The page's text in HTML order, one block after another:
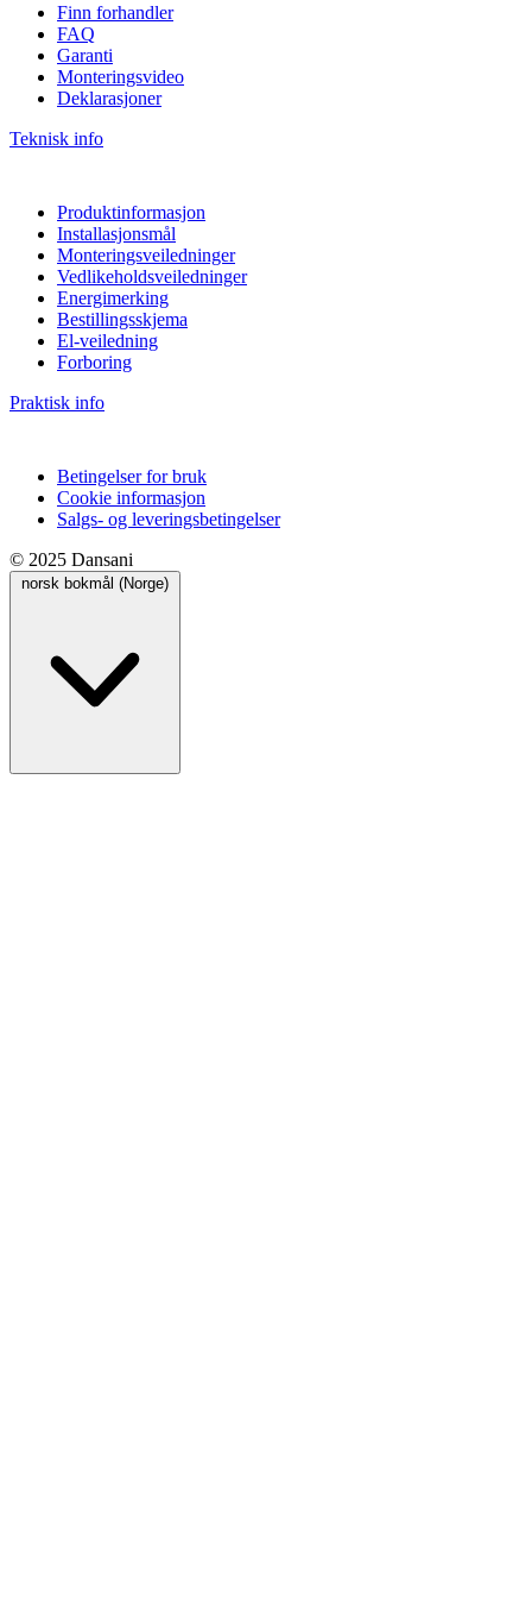
Finn forhandler
FAQ
Garanti
Monteringsvideo
Deklarasjoner
Teknisk info
Produktinformasjon
Installasjonsmål
Monteringsveiledninger
Vedlikeholdsveiledninger
Energimerking
Bestillingsskjema
El-veiledning
Forboring
Praktisk info
Betingelser for bruk
Cookie informasjon
Salgs- og leveringsbetingelser
© 2025 Dansani
norsk bokmål (Norge)